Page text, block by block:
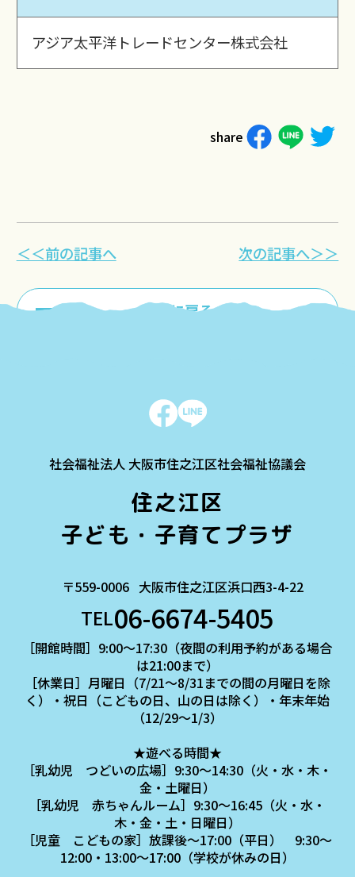
アジア太平洋トレードセンター株式会社
share
＜＜前の記事へ
一覧に戻る
次の記事へ＞＞
社会福祉法人 大阪市住之江区社会福祉協議会
住之江区
子ども・子育てプラザ
〒559-0006 大阪市住之江区浜口西3-4-22
TEL06-6674-5405
［開館時間］9:00～17:30（夜間の利用予約がある場合
は21:00まで）
［休業日］月曜日（7/21～8/31までの間の月曜日を除
く）・祝日（こどもの日、山の日は除く）・年末年始
（12/29～1/3）
★遊べる時間★
［乳幼児 つどいの広場］9:30～14:30（火・水・木・
金・土曜日）
［乳幼児 赤ちゃんルーム］9:30～16:45（火・水・
木・金・土・日曜日）
［児童 こどもの家］放課後～17:00（平日） 9:30～
12:00・13:00～17:00（学校が休みの日）